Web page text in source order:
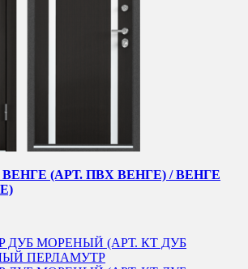
ВЕНГЕ (АРТ. ПВХ ВЕНГЕ) / ВЕНГЕ